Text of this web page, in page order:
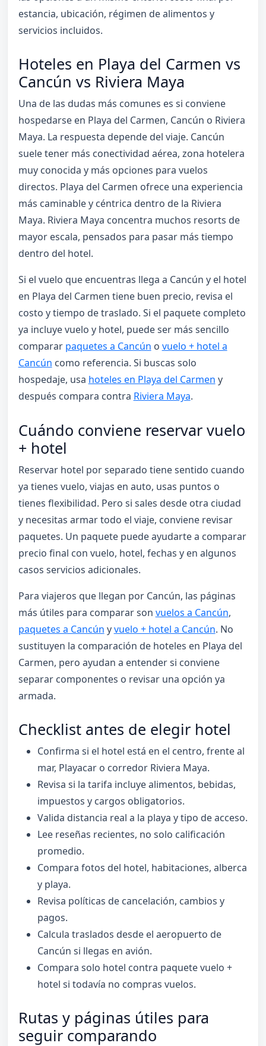
estancia, ubicación, régimen de alimentos y
servicios incluidos.
Hoteles en Playa del Carmen vs
Cancún vs Riviera Maya
Una de las dudas más comunes es si conviene
hospedarse en Playa del Carmen, Cancún o Riviera
Maya. La respuesta depende del viaje. Cancún
suele tener más conectividad aérea, zona hotelera
muy conocida y más opciones para vuelos
directos. Playa del Carmen ofrece una experiencia
más caminable y céntrica dentro de la Riviera
Maya. Riviera Maya concentra muchos resorts de
mayor escala, pensados para pasar más tiempo
dentro del hotel.
Si el vuelo que encuentras llega a Cancún y el hotel
en Playa del Carmen tiene buen precio, revisa el
costo y tiempo de traslado. Si el paquete completo
ya incluye vuelo y hotel, puede ser más sencillo
comparar paquetes a Cancún o vuelo + hotel a
Cancún como referencia. Si buscas solo
hospedaje, usa hoteles en Playa del Carmen y
después compara contra Riviera Maya.
Cuándo conviene reservar vuelo
+ hotel
Reservar hotel por separado tiene sentido cuando
ya tienes vuelo, viajas en auto, usas puntos o
tienes flexibilidad. Pero si sales desde otra ciudad
y necesitas armar todo el viaje, conviene revisar
paquetes. Un paquete puede ayudarte a comparar
precio final con vuelo, hotel, fechas y en algunos
casos servicios adicionales.
Para viajeros que llegan por Cancún, las páginas
más útiles para comparar son vuelos a Cancún,
paquetes a Cancún yvuelo + hotel a Cancún. No
sustituyen la comparación de hoteles en Playa del
Carmen, pero ayudan a entender si conviene
separar componentes o revisar una opción ya
armada.
Checklist antes de elegir hotel
Confirma si el hotel está en el centro, frente al
mar, Playacar o corredor Riviera Maya.
Revisa si la tarifa incluye alimentos, bebidas,
impuestos y cargos obligatorios.
Valida distancia real a la playa y tipo de acceso.
Lee reseñas recientes, no solo calificación
promedio.
Compara fotos del hotel, habitaciones, alberca
y playa.
Revisa políticas de cancelación, cambios y
pagos.
Calcula traslados desde el aeropuerto de
Cancún si llegas en avión.
Compara solo hotel contra paquete vuelo +
hotel si todavía no compras vuelos.
Rutas y páginas útiles para
seguir comparando